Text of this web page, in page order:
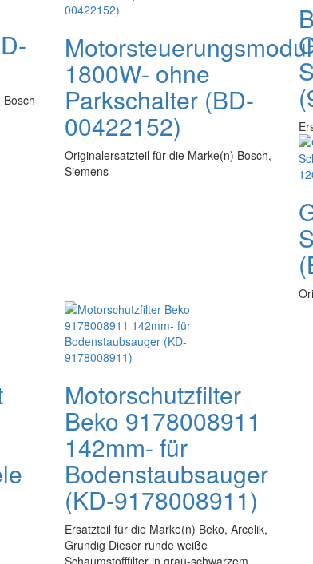
Motorsteuerungsmodul
1800W- ohne
Parkschalter (BD-
00422152)
Originalersatzteil für die Marke(n) Bosch,
Siemens
Motorschutzfilter
Beko 9178008911
142mm- für
Bodenstaubsauger
(KD-9178008911)
Ersatzteil für die Marke(n) Beko, Arcelik,
Grundig Dieser runde weiße
Schaumstofffilter in grau-schwarzem